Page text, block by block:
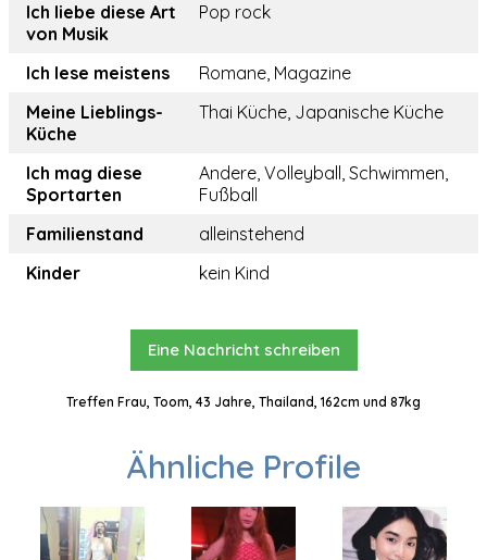
Ich liebe diese Art
von Musik
Pop rock
Ich lese meistens
Romane, Magazine
Meine Lieblings-
Küche
Thai Küche, Japanische Küche
Ich mag diese
Sportarten
Andere, Volleyball, Schwimmen,
Fußball
Familienstand
alleinstehend
Kinder
kein Kind
Eine Nachricht schreiben
Treffen Frau, Toom, 43 Jahre, Thailand, 162cm und 87kg
Ähnliche Profile